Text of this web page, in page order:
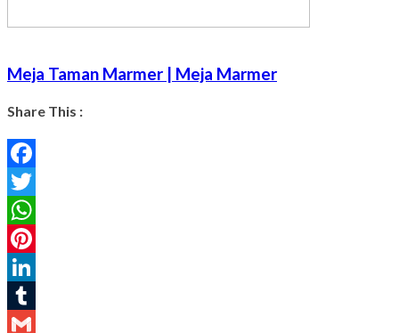
Share This :
Facebook
Twitter
WhatsApp
Pinterest